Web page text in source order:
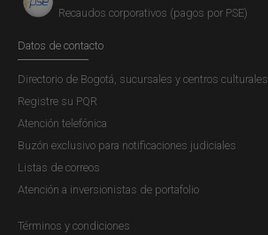
Recaudos corporativos (pagos por PSE)
Datos de contacto
Directorio de Bogotá, sucursales y centros culturales
Registre su PQR
Atención telefónica
Buzón exclusivo para notificaciones judiciales
Listas de correos
Atención a inversionistas de portafolio
Términos y condiciones